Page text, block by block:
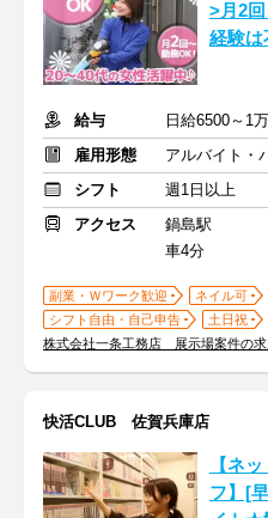
>月2
経験
給与
日給6500～1
雇用形態
アルバイト・
シフト
週1日以上
アクセス
鍋島駅
車4分
副業・Ｗワーク歓迎 ネイル可
シフト自由・自己申告
土日祝
株式会社一条工務店 展示場案件の求
快活CLUB 佐賀兵庫店
【ネ
フ】[